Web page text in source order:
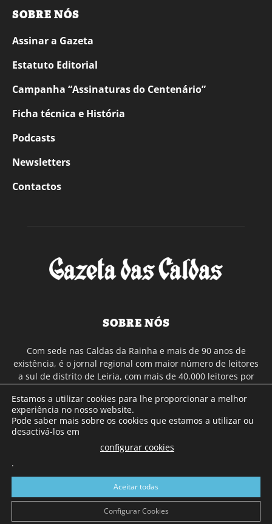
SOBRE NÓS
Assinar a Gazeta
Estatuto Editorial
Campanha “Assinaturas do Centenário”
Ficha técnica e História
Podcasts
Newsletters
Contactos
SOBRE NÓS
Com sede nas Caldas da Rainha e mais de 90 anos de
existência, é o jornal regional com maior número de leitores
a sul de distrito de Leiria, com mais de 40.000 leitores por
Continental e assinatura online.
SIGA-NOS
© Gazeta das Caldas - 2026
Estamos a utilizar cookies para lhe proporcionar a melhor
experiência no nosso website.
Pode saber mais sobre os cookies que estamos a utilizar ou
desactivá-los em
configurar cookies
.
Aceitar todas
Configurar Cookies